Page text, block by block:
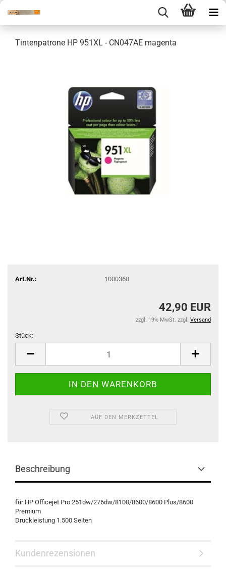
Tintenpatrone HP 951XL - CN047AE magenta
Art.Nr.: 1000360
42,90 EUR
zzgl. 19% MwSt. zzgl. Versand
Stück:
AUF DEN MERKZETTEL
Beschreibung
für HP Officejet Pro 251dw/276dw/8100/8600/8600 Plus/8600
Premium
Druckleistung 1.500 Seiten
Kundenrezensionen